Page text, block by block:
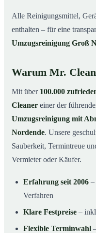
Alle Reinigungsmittel,
enthalten – für eine
Umzugsreinigung Groß
Warum Mr.
Mit über 100.000
Cleaner einer der
Umzugsreinigung mit
Nordende. Unsere
Sauberkeit, Termintreue
Vermieter oder Käufer.
Erfahrung seit 2006 –
Verfahren
Klare Festpreise –
Flexible Terminwahl